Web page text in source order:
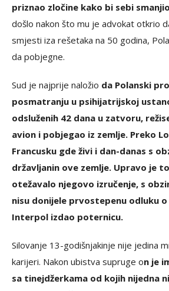
priznao zločine kako bi sebi
došlo nakon što mu je advokat otkrio
smjesti iza rešetaka na 50 godina,
da pobjegne.
Sud je najprije naložio da Polanski
posmatranju u psihijatrijskoj
odsluženih 42 dana u zatvoru,
avion i pobjegao iz zemlje. Preko
Francusku gde živi i dan-danas s
državljanin ove zemlje. Upravo je
otežavalo njegovo izručenje, s
nisu donijele prvostepenu odluku
Interpol izdao poternicu.
Silovanje 13-godišnjakinje nije jedina
karijeri. Nakon ubistva supruge on je
sa tinejdžerkama od kojih nijedna